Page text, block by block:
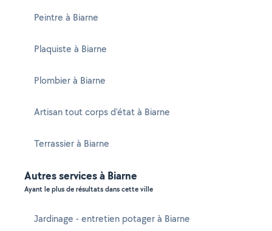
Peintre à Biarne
Plaquiste à Biarne
Plombier à Biarne
Artisan tout corps d'état à Biarne
Terrassier à Biarne
Autres services à Biarne
Ayant le plus de résultats dans cette ville
Jardinage - entretien potager à Biarne